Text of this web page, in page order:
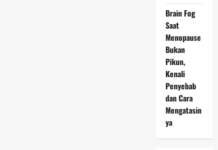
Brain Fog
Saat
Menopause
Bukan
Pikun,
Kenali
Penyebab
dan Cara
Mengatasin
ya